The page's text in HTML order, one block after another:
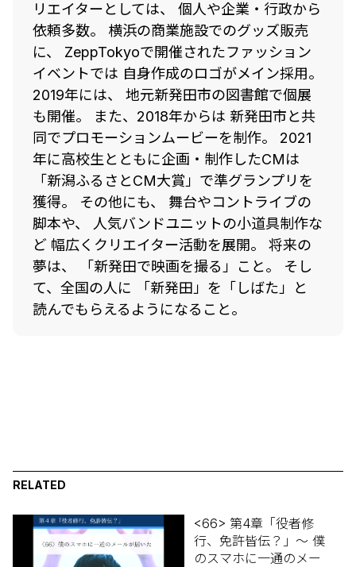
リエイターとしては、 個人や企業・行政から
依頼多数。 横浜の商業施設でのグッズ販売
に、 ZeppTokyoで開催されたファッション
イベントでは 自身作成のロゴがメイン採用。
2019年には、 地元新発田市の図書館で個展
も開催。 また、2018年からは 新発田市と共
同でプロモーションムービーを制作。 2021
年に高校生とともに企画・制作したCMは
「新潟ふるさとCM大賞」で準グランプリを
獲得。 その他にも、 舞台やコントライブの
脚本や、 人気バンドユニットの小道具制作な
ど 幅広くクリエイター活動を展開。 将来の
夢は、 「新発田で映画を撮る」こと。 そし
て、全国の人に 「新発田」を「しばた」と
読んでもらえるようになること。
RELATED
<66> 第4章「役者修
行、免許皆伝？」～ 僕
のスマホに一通のメー